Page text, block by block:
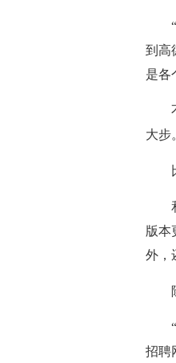
“高
到高
是各
不
大步
比
和
版本
外，
除
“大
招聘